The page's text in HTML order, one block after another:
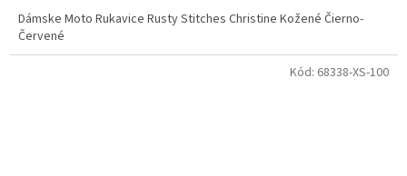
Dámske Moto Rukavice Rusty Stitches Christine Kožené Čierno-
Červené
Kód: 68338-XS-100